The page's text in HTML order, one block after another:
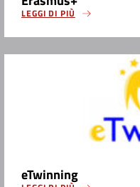
LEGGI DI PIÙ
eTwinning